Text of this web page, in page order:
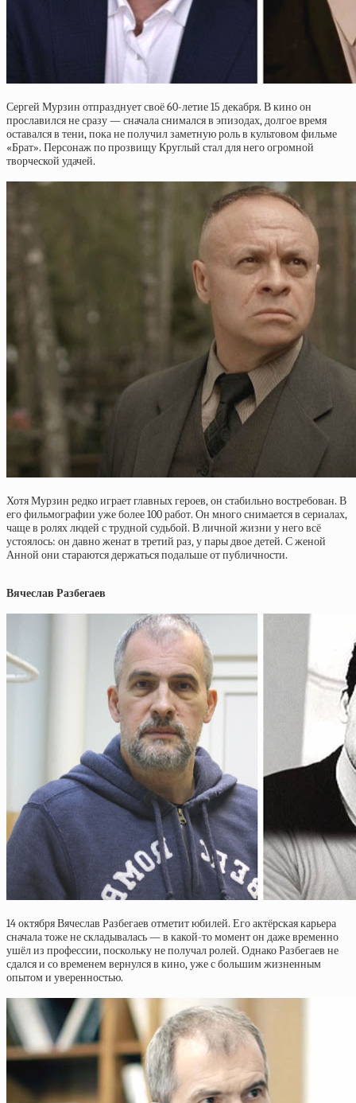
Сергей Мурзин отпразднует своё 60-летие 15 декабря. В кино он
прославился не сразу — сначала снимался в эпизодах, долгое время
оставался в тени, пока не получил заметную роль в культовом фильме
«Брат». Персонаж по прозвищу Круглый стал для него огромной
творческой удачей.
Хотя Мурзин редко играет главных героев, он стабильно востребован. В
его фильмографии уже более 100 работ. Он много снимается в сериалах,
чаще в ролях людей с трудной судьбой. В личной жизни у него всё
устоялось: он давно женат в третий раз, у пары двое детей. С женой
Анной они стараются держаться подальше от публичности.
Вячеслав Разбегаев
14 октября Вячеслав Разбегаев отметит юбилей. Его актёрская карьера
сначала тоже не складывалась — в какой-то момент он даже временно
ушёл из профессии, поскольку не получал ролей. Однако Разбегаев не
сдался и со временем вернулся в кино, уже с большим жизненным
опытом и уверенностью.